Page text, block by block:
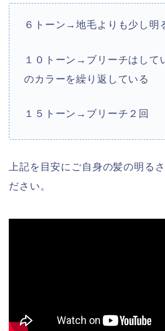
６トーン→地毛よりも少し明
１０トーン→ブリーチはして
のカラーを繰り返している
１５トーン→ブリーチ２回
上記を目安にご自身の髪の明る
ださい。